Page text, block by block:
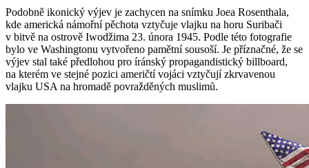
Podobně ikonický výjev je zachycen na snímku Joea Rosenthala,
kde americká námořní pěchota vztyčuje vlajku na horu Suribači
v bitvě na ostrově Iwodžima 23. února 1945. Podle této fotografie
bylo ve Washingtonu vytvořeno pamětní sousoší. Je příznačné, že se
výjev stal také předlohou pro íránský propagandistický billboard,
na kterém ve stejné pozici američtí vojáci vztyčují zkrvavenou
vlajku USA na hromadě povražděných muslimů.